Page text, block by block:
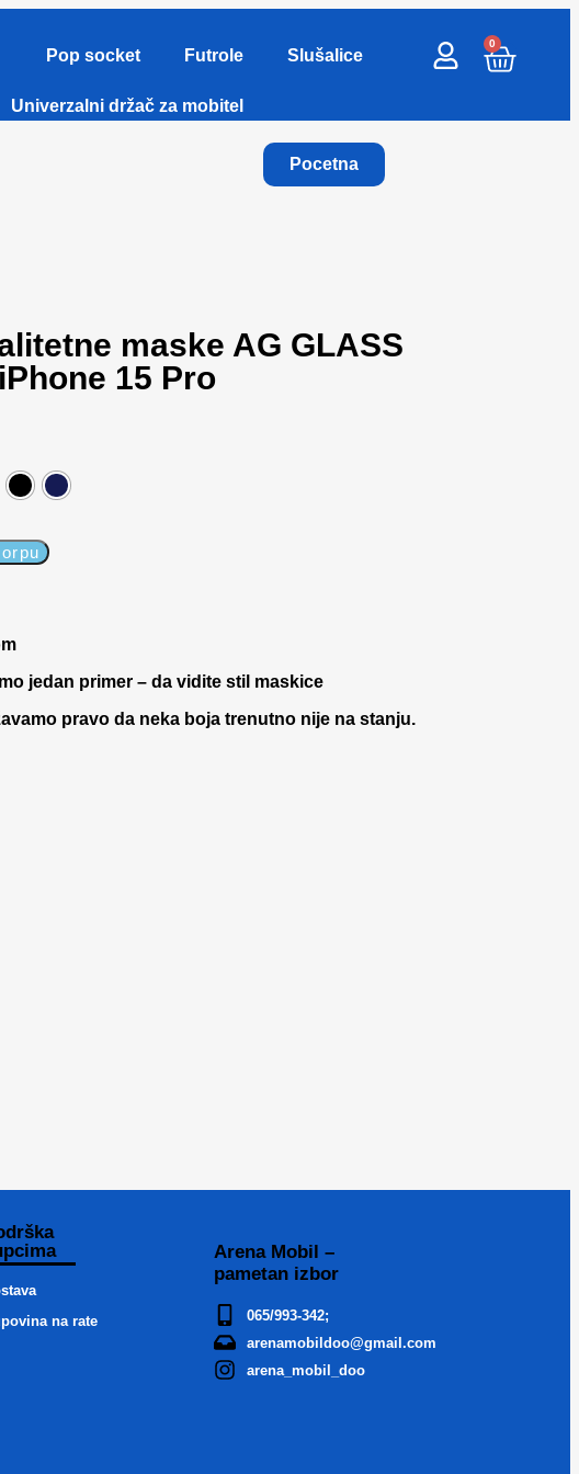
Pop socket Futrole Slušalice
Univerzalni držač za mobitel
Pocetna
0
maske AG GLASS
15 Pro
jedan primer – da vidite stil maskice
pravo da neka boja trenutno nije na stanju.
na rate
Arena Mobil –
pametan izbor
065/993-342;
arenamobildoo@gmail.com
arena_mobil_doo